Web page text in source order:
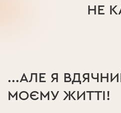
НЕ
...АЛЕ Я
МОЄМУ ЖИТТІ!